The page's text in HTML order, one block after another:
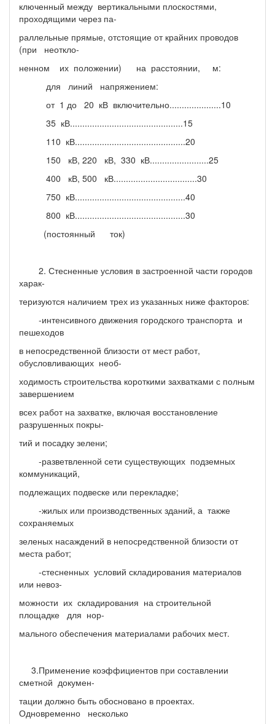
ключенный между вертикальными плоскостями,
проходящими через па-
раллельные прямые, отстоящие от крайних проводов
(при неоткло-
ненном их положении) на расстоянии, м:
для линий напряжением:
от 1 до 20 кВ включительно.....................10
35 кВ..............................................15
110 кВ.............................................20
150 кВ, 220 кВ, 330 кВ........................25
400 кВ, 500 кВ..................................30
750 кВ.............................................40
800 кВ.............................................30
(постоянный ток)
2. Стесненные условия в застроенной части городов
харак-
теризуются наличием трех из указанных ниже факторов:
-интенсивного движения городского транспорта и
пешеходов
в непосредственной близости от мест работ,
обусловливающих необ-
ходимость строительства короткими захватками с полным
завершением
всех работ на захватке, включая восстановление
разрушенных покры-
тий и посадку зелени;
-разветвленной сети существующих подземных
коммуникаций,
подлежащих подвеске или перекладке;
-жилых или производственных зданий, а также
сохраняемых
зеленых насаждений в непосредственной близости от
места работ;
-стесненных условий складирования материалов
или невоз-
можности их складирования на строительной
площадке для нор-
мального обеспечения материалами рабочих мест.
3.Применение коэффициентов при составлении
сметной докумен-
тации должно быть обосновано в проектах.
Одновременно несколько